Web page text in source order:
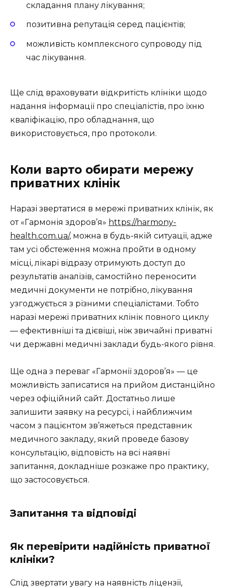
складання плану лікування;
позитивна репутація серед пацієнтів;
можливість комплексного супроводу під
час лікування.
Ще слід враховувати відкритість клініки щодо
надання інформації про спеціалістів, про їхню
кваліфікацію, про обладнання, що
використовується, про протоколи.
Коли варто обирати мережу
приватних клінік
Наразі звертатися в мережі приватних клінік, як
от «Гармонія здоров’я» https://harmony-
health.com.ua/, можна в будь-якій ситуації, адже
там усі обстеження можна пройти в одному
місці, лікарі відразу отримують доступ до
результатів аналізів, самостійно переносити
медичні документи не потрібно, лікування
узгоджується з різними спеціалістами. Тобто
наразі мережі приватних клінік повного циклу
— ефективніші та дієвіші, ніж звичайні приватні
чи державні медичні заклади будь-якого рівня.
Ще одна з переваг «Гармонії здоров’я» — це
можливість записатися на прийом дистанційно
через офіційний сайт. Достатньо лише
залишити заявку на ресурсі, і найближчим
часом з пацієнтом зв’яжеться представник
медичного закладу, який проведе базову
консультацію, відповість на всі наявні
запитання, докладніше розкаже про практику,
що застосовується.
Запитання та відповіді
Як перевірити надійність приватної
клініки?
Слід звертати увагу на наявність ліцензії,